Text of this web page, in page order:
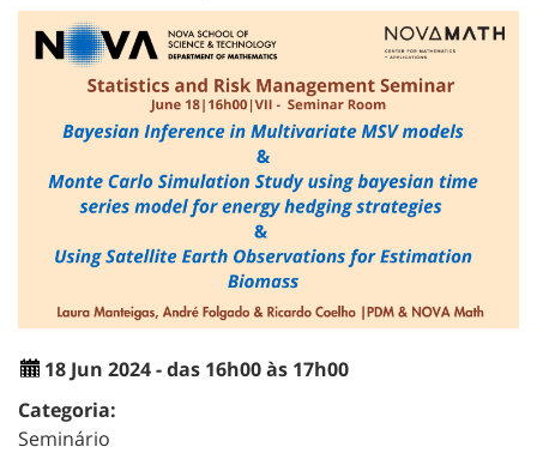
18 Jun 2024 - das 16h00 às 17h00
Categoria:
Seminário